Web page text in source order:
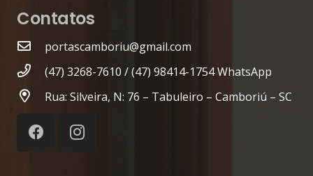
Contatos
portascamboriu@gmail.com
(47) 3268-7610 / (47) 98414-1754 WhatsApp
Rua: Silveira, N: 76 – Tabuleiro – Camboriú – SC